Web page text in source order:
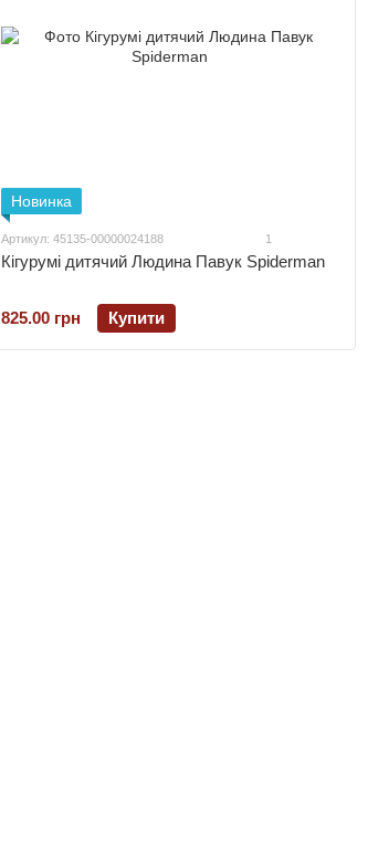
Новинка
Артикул: 45135-00000024188 1
Кігурумі дитячий Людина Павук Spiderman
825.00 грн Купити